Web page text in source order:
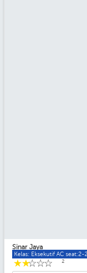
Sinar Jaya
Kelas: Eksekutif AC seat:2-2
☆
☆
☆
☆
☆ 2